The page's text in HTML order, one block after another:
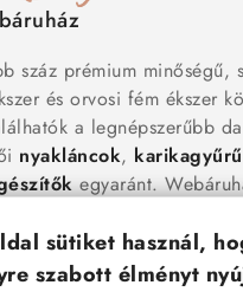
száz prémium minőségű,
és orvosi fém ékszer
a legnépszerűbb
nyakláncok,
egyaránt.
követő, mégis időtálló
legyen szó ajándékról,
különleges alkalmakról.
sütiket használ,
szabott élményt